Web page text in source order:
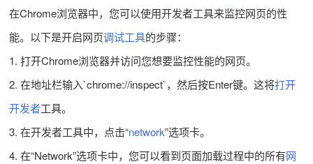
在Chrome浏览器中，您可以使用开发者工具来监控网页的性
能。以下是开启网页调试工具的步骤：
1. 打开Chrome浏览器并访问您想要监控性能的网页。
2. 在地址栏输入`chrome://inspect`，然后按Enter键。这将打开
开发者工具。
3. 在开发者工具中，点击“network”选项卡。
4. 在“Network”选项卡中，您可以看到页面加载过程中的所有网